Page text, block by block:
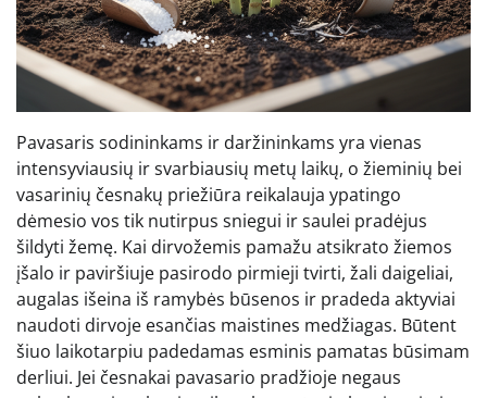
Pavasaris sodininkams ir daržininkams yra vienas
intensyviausių ir svarbiausių metų laikų, o žieminių bei
vasarinių česnakų priežiūra reikalauja ypatingo
dėmesio vos tik nutirpus sniegui ir saulei pradėjus
šildyti žemę. Kai dirvožemis pamažu atsikrato žiemos
įšalo ir paviršiuje pasirodo pirmieji tvirti, žali daigeliai,
augalas išeina iš ramybės būsenos ir pradeda aktyviai
naudoti dirvoje esančias maistines medžiagas. Būtent
šiuo laikotarpiu padedamas esminis pamatas būsimam
derliui. Jei česnakai pavasario pradžioje negaus